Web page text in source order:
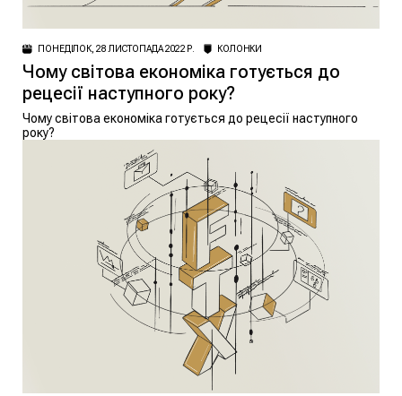
ПОНЕДІЛОК, 28 ЛИСТОПАДА 2022 Р. КОЛОНКИ
Чому світова економіка готується до
рецесії наступного року?
Чому світова економіка готується до рецесії наступного
року?